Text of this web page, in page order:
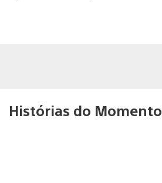
Histórias do Momento